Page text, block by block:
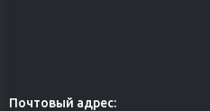
Почтовый адрес: